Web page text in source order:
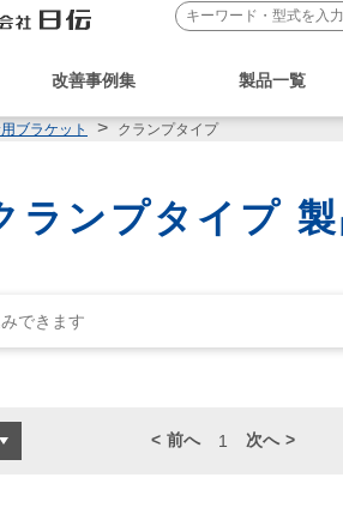
改善事例集 製品一覧
ブラケット クランプタイプ
ランプタイプ
前へ 1 次へ